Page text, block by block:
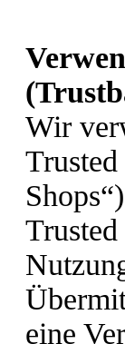
Wir
eine